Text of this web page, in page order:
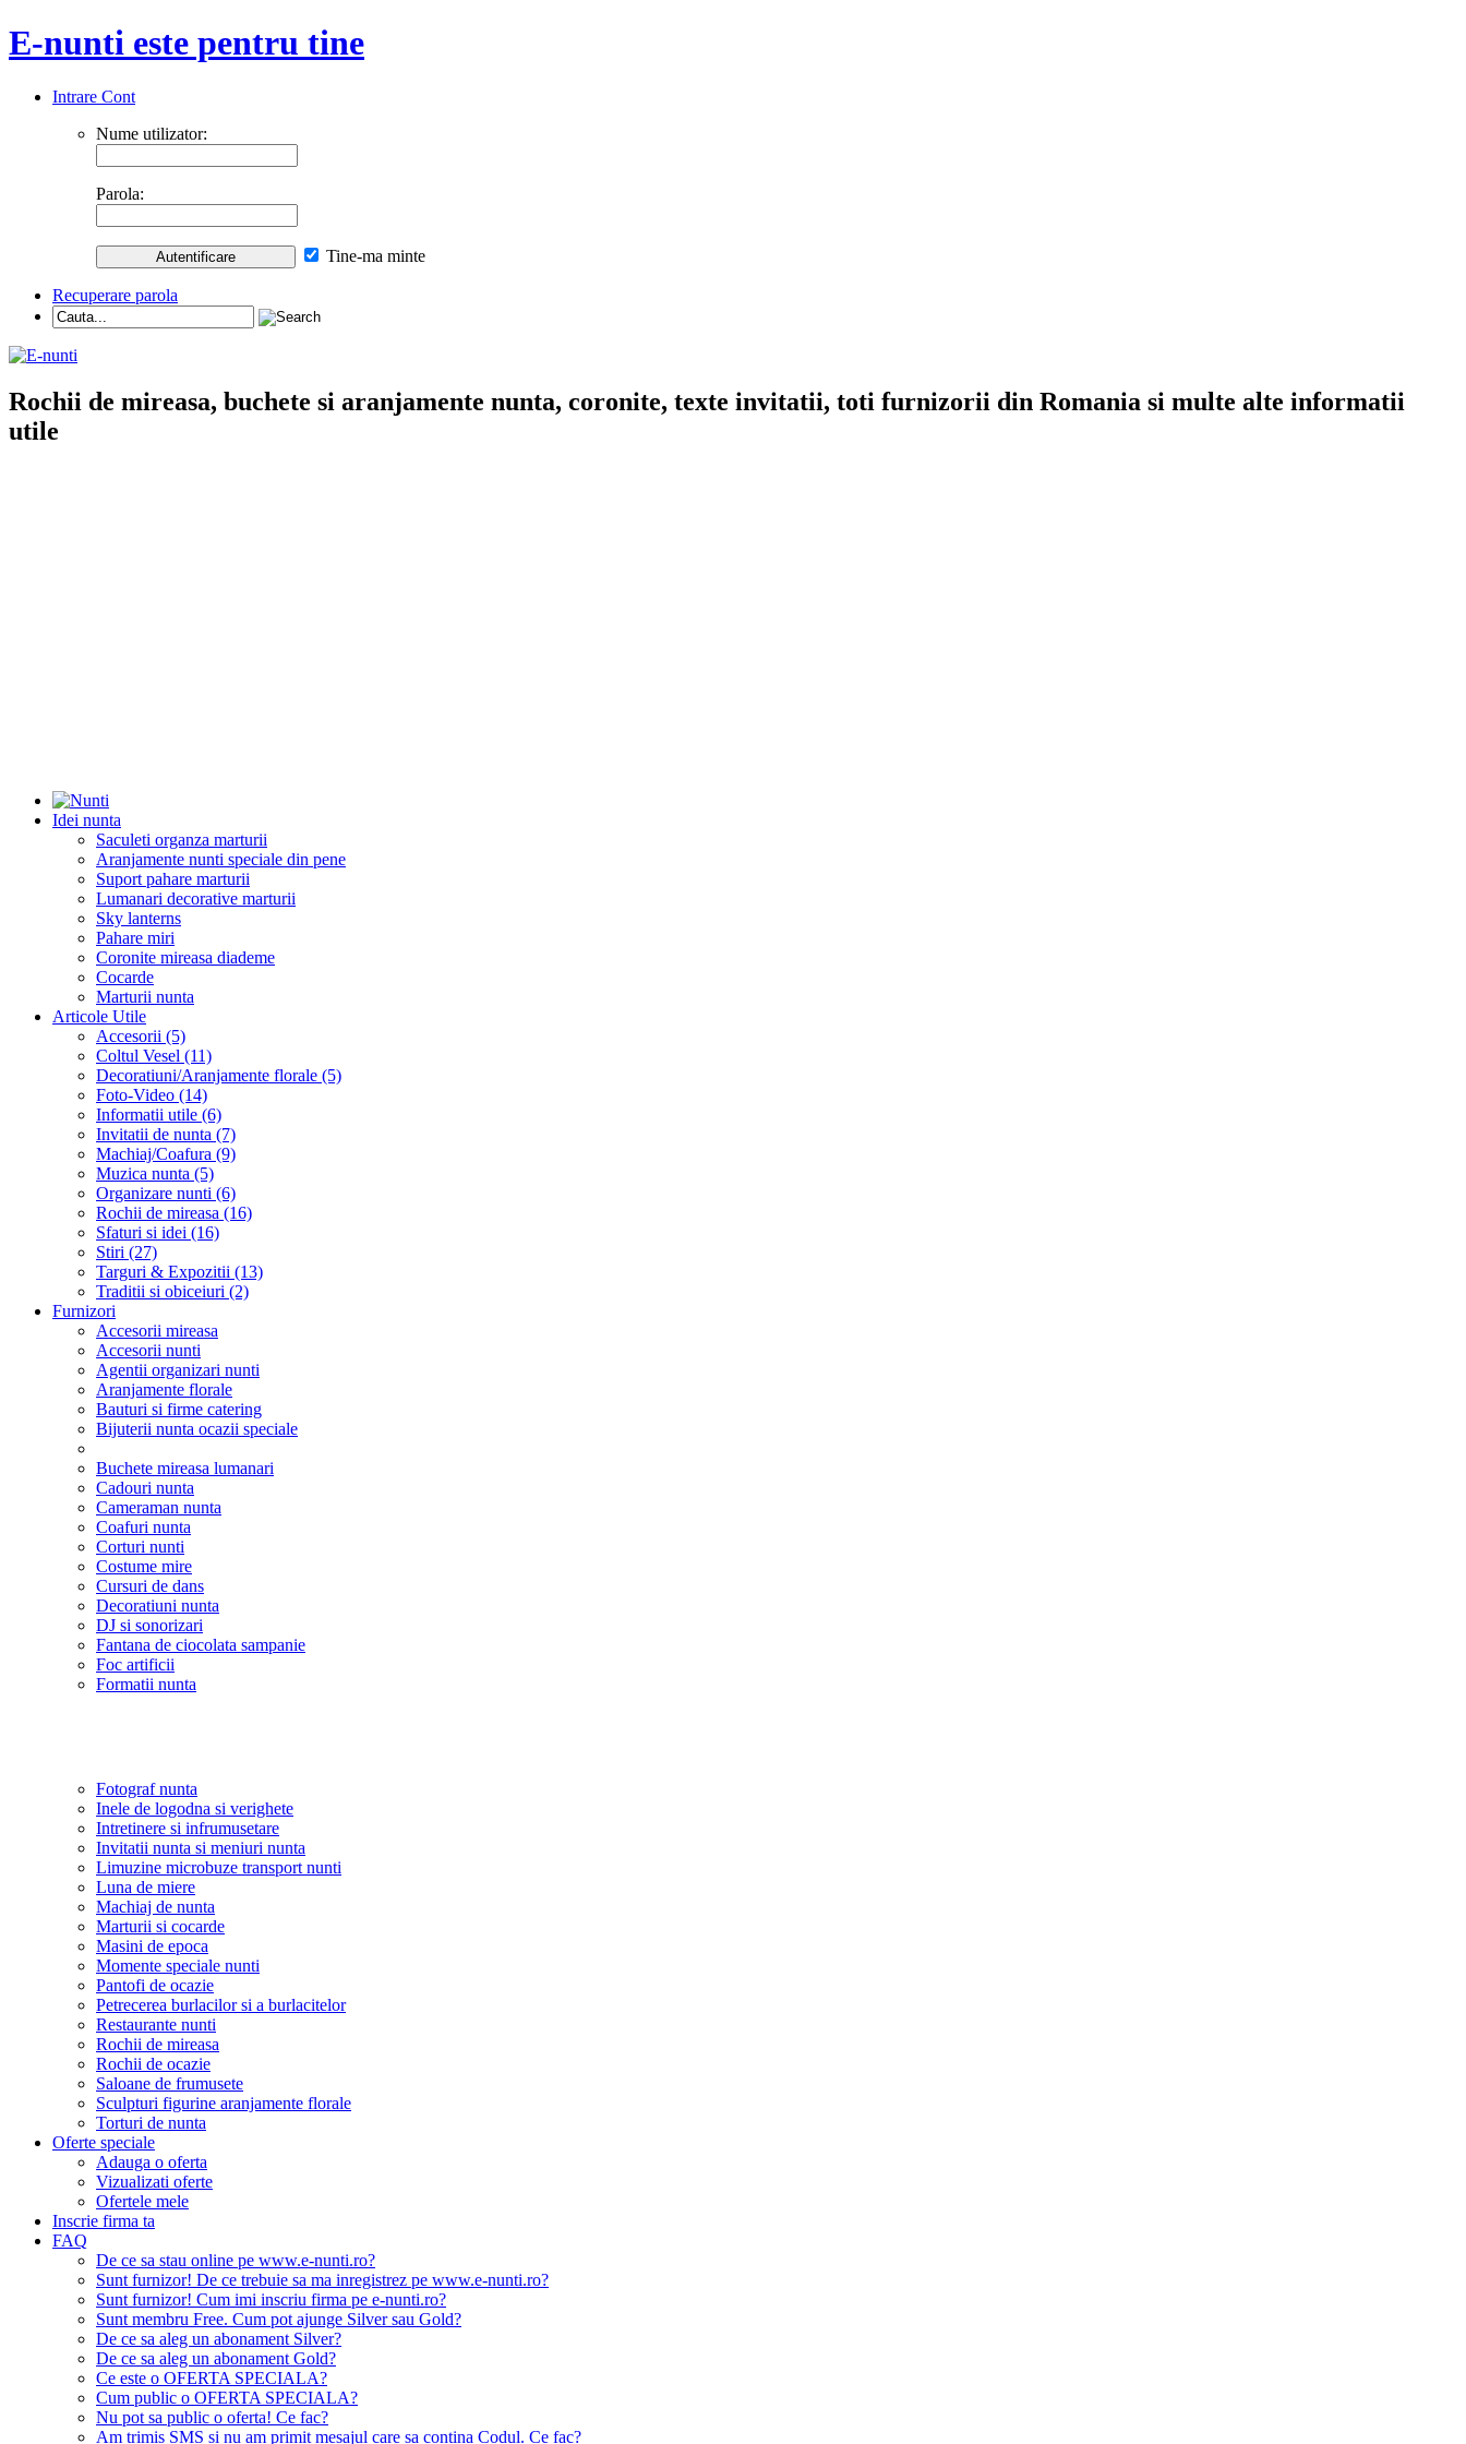
E-nunti este pentru tine
Intrare Cont
Nume utilizator:
Parola:
Tine-ma minte
Recuperare parola
Rochii de mireasa, buchete si aranjamente nunta, coronite, texte invitatii, toti furnizorii din Romania si multe alte informatii
utile
Idei nunta
Saculeti organza marturii
Aranjamente nunti speciale din pene
Suport pahare marturii
Lumanari decorative marturii
Sky lanterns
Pahare miri
Coronite mireasa diademe
Cocarde
Marturii nunta
Articole Utile
Accesorii (5)
Coltul Vesel (11)
Decoratiuni/Aranjamente florale (5)
Foto-Video (14)
Informatii utile (6)
Invitatii de nunta (7)
Machiaj/Coafura (9)
Muzica nunta (5)
Organizare nunti (6)
Rochii de mireasa (16)
Sfaturi si idei (16)
Stiri (27)
Targuri & Expozitii (13)
Traditii si obiceiuri (2)
Furnizori
Accesorii mireasa
Accesorii nunti
Agentii organizari nunti
Aranjamente florale
Bauturi si firme catering
Bijuterii nunta ocazii speciale
Buchete mireasa lumanari
Cadouri nunta
Cameraman nunta
Coafuri nunta
Corturi nunti
Costume mire
Cursuri de dans
Decoratiuni nunta
DJ si sonorizari
Fantana de ciocolata sampanie
Foc artificii
Formatii nunta
Fotograf nunta
Inele de logodna si verighete
Intretinere si infrumusetare
Invitatii nunta si meniuri nunta
Limuzine microbuze transport nunti
Luna de miere
Machiaj de nunta
Marturii si cocarde
Masini de epoca
Momente speciale nunti
Pantofi de ocazie
Petrecerea burlacilor si a burlacitelor
Restaurante nunti
Rochii de mireasa
Rochii de ocazie
Saloane de frumusete
Sculpturi figurine aranjamente florale
Torturi de nunta
Oferte speciale
Adauga o oferta
Vizualizati oferte
Ofertele mele
Inscrie firma ta
FAQ
De ce sa stau online pe www.e-nunti.ro?
Sunt furnizor! De ce trebuie sa ma inregistrez pe www.e-nunti.ro?
Sunt furnizor! Cum imi inscriu firma pe e-nunti.ro?
Sunt membru Free. Cum pot ajunge Silver sau Gold?
De ce sa aleg un abonament Silver?
De ce sa aleg un abonament Gold?
Ce este o OFERTA SPECIALA?
Cum public o OFERTA SPECIALA?
Nu pot sa public o oferta! Ce fac?
Am trimis SMS si nu am primit mesajul care sa contina Codul. Ce fac?